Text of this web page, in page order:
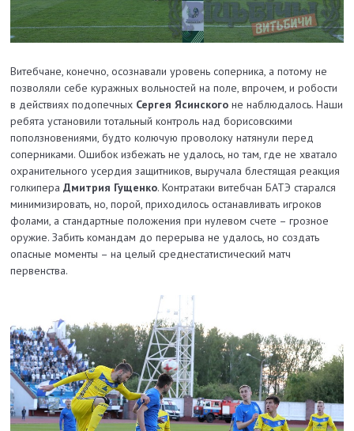
Витебчане, конечно, осознавали уровень соперника, а потому не
позволяли себе куражных вольностей на поле, впрочем, и робости
в действиях подопечных Сергея Ясинскогоне наблюдалось. Наши
ребята установили тотальный контроль над борисовскими
поползновениями, будто колючую проволоку натянули перед
соперниками. Ошибок избежать не удалось, но там, где не хватало
охранительного усердия защитников, выручала блестящая реакция
голкипера Дмитрия Гущенко. Контратаки витебчан БАТЭ старался
минимизировать, но, порой, приходилось останавливать игроков
фолами, а стандартные положения при нулевом счете – грозное
оружие. Забить командам до перерыва не удалось, но создать
опасные моменты – на целый среднестатистический матч
первенства.